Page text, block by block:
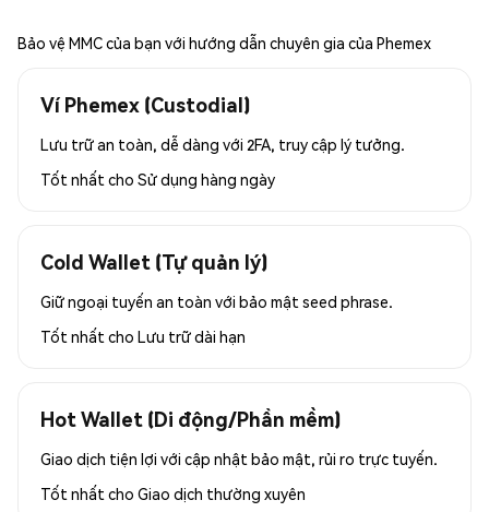
Bảo vệ MMC của bạn với hướng dẫn chuyên gia của Phemex
Ví Phemex (Custodial)
Lưu trữ an toàn, dễ dàng với 2FA, truy cập lý tưởng.
Tốt nhất cho Sử dụng hàng ngày
Cold Wallet (Tự quản lý)
Giữ ngoại tuyến an toàn với bảo mật seed phrase.
Tốt nhất cho Lưu trữ dài hạn
Hot Wallet (Di động/Phần mềm)
Giao dịch tiện lợi với cập nhật bảo mật, rủi ro trực tuyến.
Tốt nhất cho Giao dịch thường xuyên